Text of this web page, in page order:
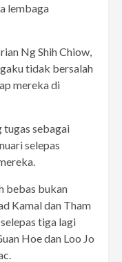
lembaga
Ng Shih Chiow,
tidak bersalah
mereka di
sebagai
selepas
bebas bukan
Kamal dan Tham
tiga lagi
Hoe dan Loo Jo